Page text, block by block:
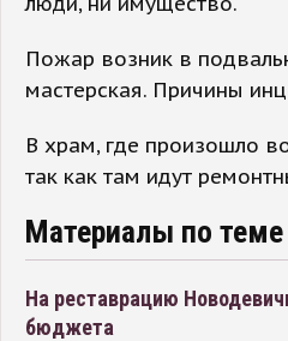
Пожар возник в
мастерская. Причины
В храм, где произошло
так как там идут
Материалы по теме
На реставрацию
бюджета